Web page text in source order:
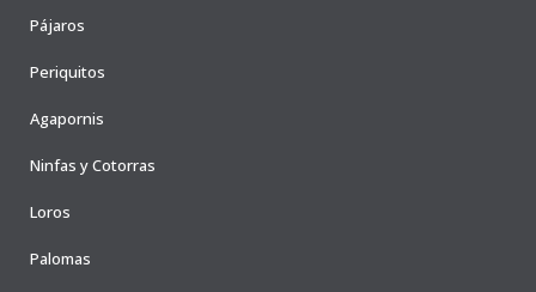
Pájaros
Periquitos
Agapornis
Ninfas y Cotorras
Loros
Palomas